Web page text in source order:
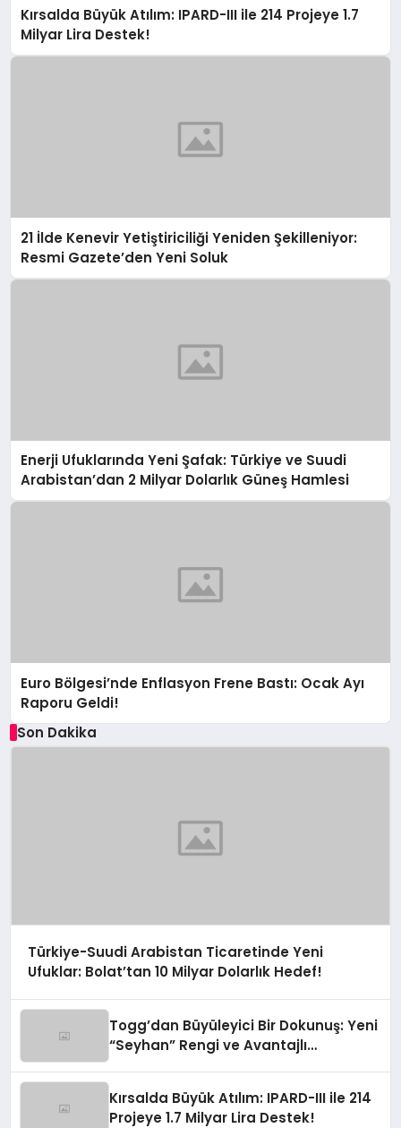
Kırsalda Büyük Atılım: IPARD-III ile 214 Projeye 1.7
Milyar Lira Destek!
21 İlde Kenevir Yetiştiriciliği Yeniden Şekilleniyor:
Resmi Gazete’den Yeni Soluk
Enerji Ufuklarında Yeni Şafak: Türkiye ve Suudi
Arabistan’dan 2 Milyar Dolarlık Güneş Hamlesi
Euro Bölgesi’nde Enflasyon Frene Bastı: Ocak Ayı
Raporu Geldi!
Son Dakika
Türkiye-Suudi Arabistan Ticaretinde Yeni
Ufuklar: Bolat’tan 10 Milyar Dolarlık Hedef!
Togg’dan Büyüleyici Bir Dokunuş: Yeni
“Seyhan” Rengi ve Avantajlı
Kırsalda Büyük Atılım: IPARD-III ile 214
Projeye 1.7 Milyar Lira Destek!